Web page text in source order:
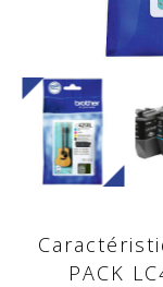
PACK